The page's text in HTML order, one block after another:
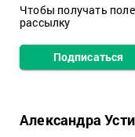
Чтобы получать
рассылку
Подписаться
Александра